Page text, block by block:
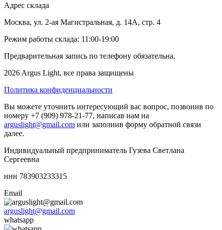
Адрес склада
Москва, ул. 2-ая Магистральная, д. 14А, стр. 4
Режим работы склада: 11:00-19:00
Предварительная запись по телефону обязательна.
2026 Argus Light, все права защищены
Политика конфиденциальности
Вы можете уточнить интересующий вас вопрос, позвонив по
номеру +7 (909) 978-21-77, написав нам на
arguslight@gmail.com или заполнив форму обратной связи
далее.
Индивидуальный предприниматель Гузева Светлана
Сергеевна
инн 783903233315
Email
arguslight@gmail.com
whatsapp